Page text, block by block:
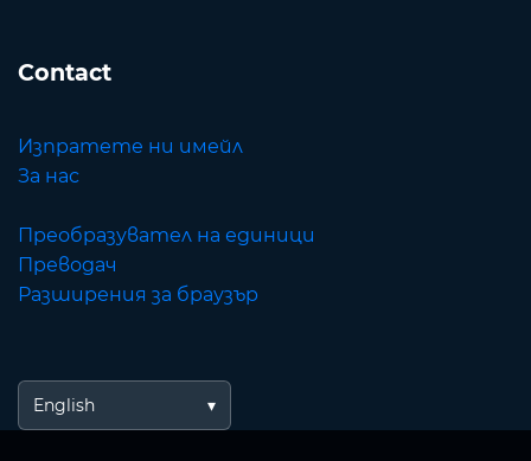
Contact
Изпратете ни имейл
За нас
Преобразувател на единици
Преводач
Разширения за браузър
English